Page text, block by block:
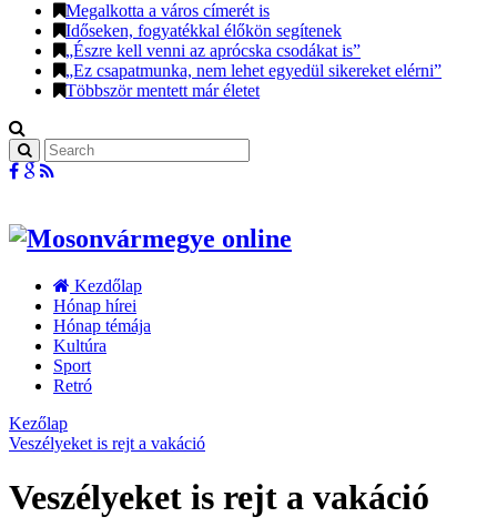
Megalkotta a város címerét is
Időseken, fogyatékkal élőkön segítenek
„Észre kell venni az aprócska csodákat is”
„Ez csapatmunka, nem lehet egyedül sikereket elérni”
Többször mentett már életet
Kezdőlap
Hónap hírei
Hónap témája
Kultúra
Sport
Retró
Kezőlap
Veszélyeket is rejt a vakáció
Veszélyeket is rejt a vakáció